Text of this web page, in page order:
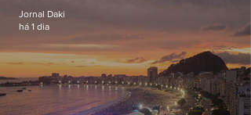
Jornal Daki
há 1 dia